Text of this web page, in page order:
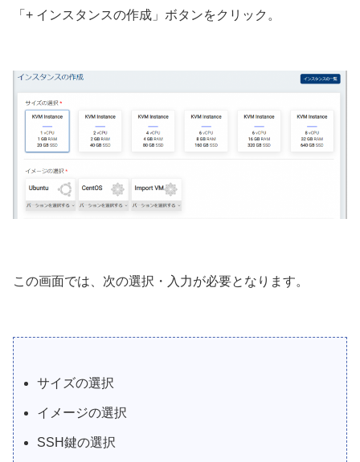
「+ インスタンスの作成」ボタンをクリック。
この画面では、次の選択・入力が必要となります。
サイズの選択
イメージの選択
SSH鍵の選択